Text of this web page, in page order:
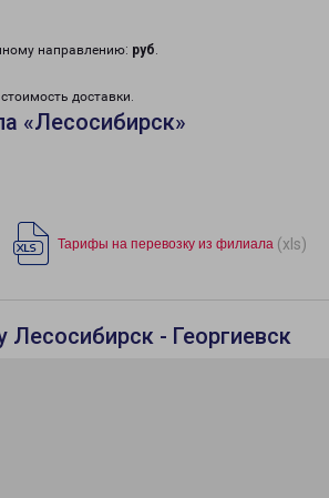
направлению: руб.
доставки.
«Лесосибирск»
Тарифы на перевозку из филиала (xls)
Лесосибирск - Георгиевск